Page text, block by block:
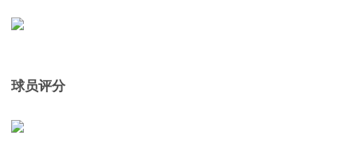
球员评分